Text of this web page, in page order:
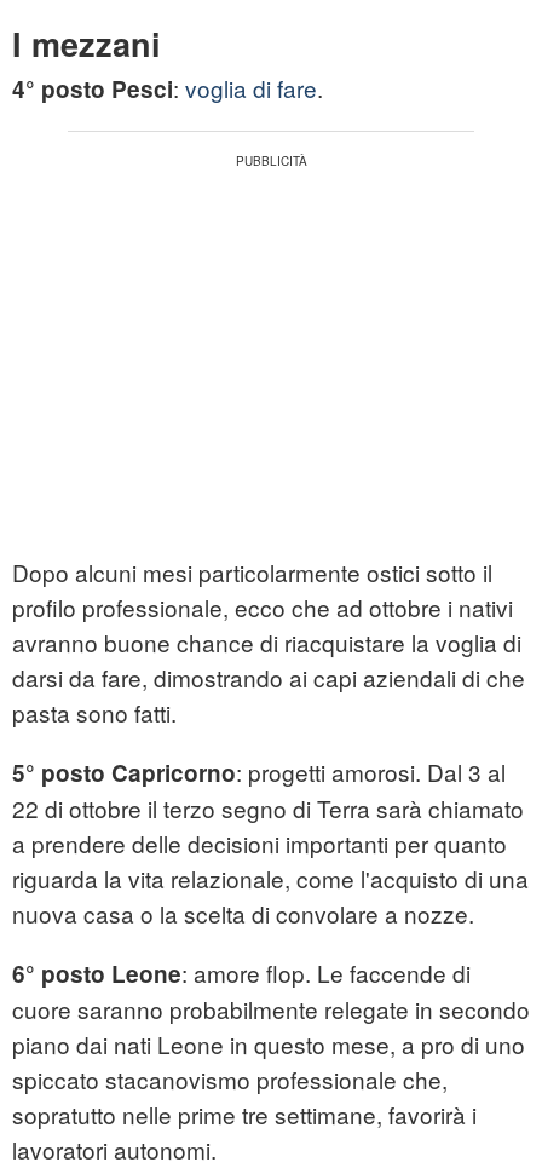
I mezzani
4° posto Pesci: voglia di fare.
Dopo alcuni mesi particolarmente ostici sotto il
profilo professionale, ecco che ad ottobre i nativi
avranno buone chance di riacquistare la voglia di
darsi da fare, dimostrando ai capi aziendali di che
pasta sono fatti.
5° posto Capricorno: progetti amorosi. Dal 3 al
22 di ottobre il terzo segno di Terra sarà chiamato
a prendere delle decisioni importanti per quanto
riguarda la vita relazionale, come l'acquisto di una
nuova casa o la scelta di convolare a nozze.
6° posto Leone: amore flop. Le faccende di
cuore saranno probabilmente relegate in secondo
piano dai nati Leone in questo mese, a pro di uno
spiccato stacanovismo professionale che,
sopratutto nelle prime tre settimane, favorirà i
lavoratori autonomi.